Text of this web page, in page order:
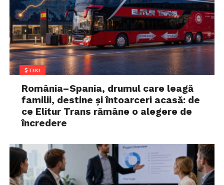
ȘTIRI
România–Spania, drumul care leagă
familii, destine și întoarceri acasă: de
ce Elitur Trans rămâne o alegere de
încredere